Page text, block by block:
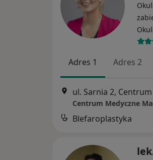
Adres 1 Adres 2
Centrum Medyczne
Blefaroplastyka